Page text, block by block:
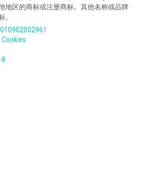
地区的商标或注册商标。其他名称或品牌
。
Cookies